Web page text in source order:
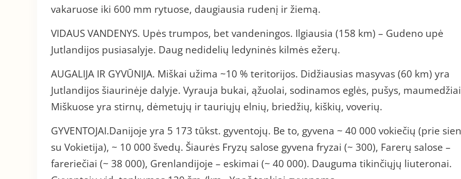
vakaruose iki 600 mm rytuose, daugiausia rudenį ir žiemą.
VIDAUS VANDENYS. Upės trumpos, bet vandeningos. Ilgiausia (158 km) – Gudeno upė
Jutlandijos pusiasalyje. Daug nedidelių ledyninės kilmės ežerų.
AUGALIJA IR GYVŪNIJA. Miškai užima ~10 % teritorijos. Didžiausias masyvas (60 km) yra
Jutlandijos šiaurinėje dalyje. Vyrauja bukai, ąžuolai, sodinamos eglės, pušys,
Miškuose yra stirnų, dėmetujų ir tauriųjų elnių, briedžių, kiškių, voverių.
GYVENTOJAI.Danijoje yra 5 173 tūkst. gyventojų. Be to, gyvena ~ 40 000 vokiečių (prie
su Vokietija), ~ 10 000 švedų. Šiaurės Fryzų salose gyvena fryzai (~ 300), Farerų salose –
fareriečiai (~ 38 000), Grenlandijoje – eskimai (~ 40 000). Dauguma tikinčiųjų liuteronai.